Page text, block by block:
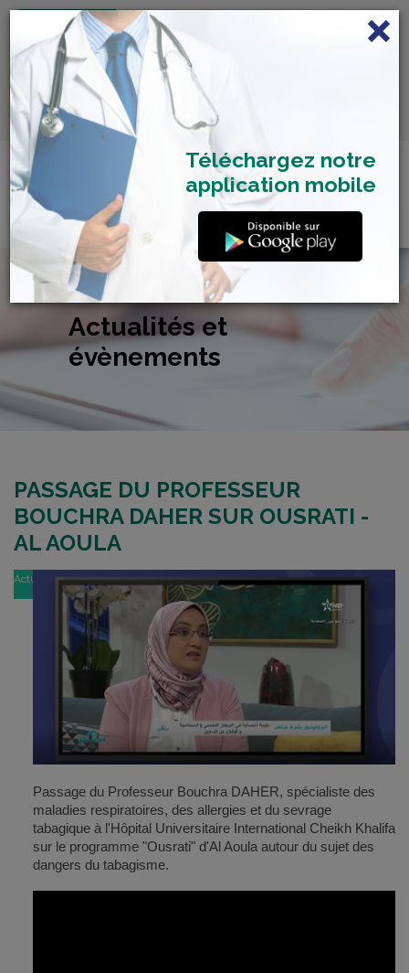
FRANÇAIS
Centre de Check-up Bilan
Santé
Actualités et
évènements
PASSAGE DU PROFESSEUR
BOUCHRA DAHER SUR OUSRATI -
AL AOULA
Actu
Passage du Professeur Bouchra DAHER, spécialiste des
maladies respiratoires, des allergies et du sevrage
tabagique à l'Hôpital Universitaire International Cheikh Khalifa
sur le programme "Ousrati" d'Al Aoula autour du sujet des
dangers du tabagisme.
Téléchargez notre
application mobile